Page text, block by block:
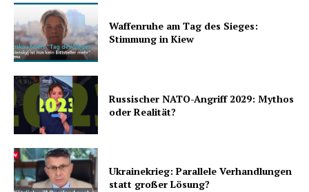
Waffenruhe am Tag des Sieges:
Stimmung in Kiew
Russischer NATO-Angriff 2029: Mythos
oder Realität?
Ukrainekrieg: Parallele Verhandlungen
statt großer Lösung?